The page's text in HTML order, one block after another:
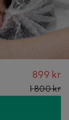
899 kr
1 800 kr